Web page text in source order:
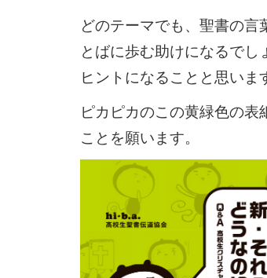
どのテーマでも、聖書の
とばに歩む助けになるで
ヒントになることと思いま
ピカピカのこの黄緑色の
ことを願います。